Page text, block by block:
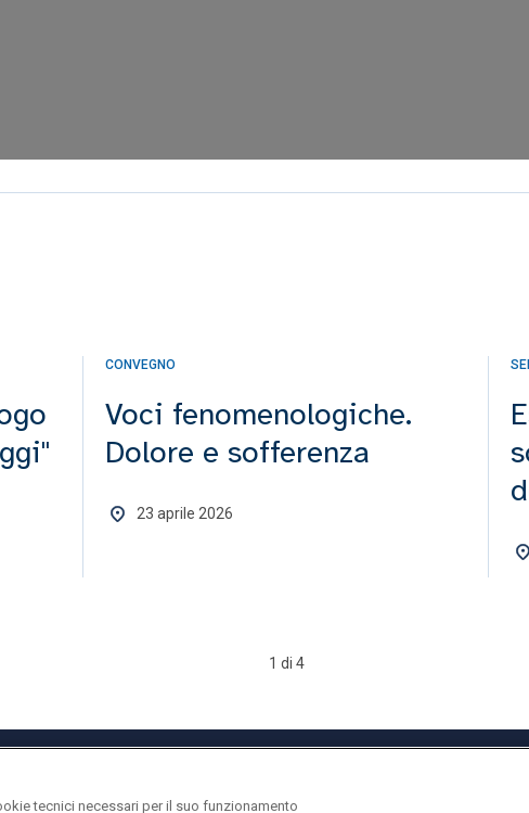
CONVEGNO
Voci fenomenologiche.
Dolore e sofferenza
23 aprile 2026
1 di 4
tecnici necessari per il suo funzionamento